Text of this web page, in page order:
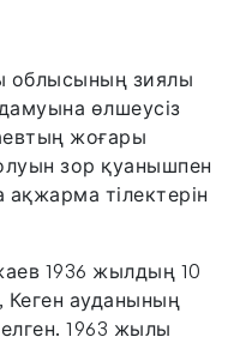
облысының зиялы
өлшеусіз
жоғары
зор қуанышпен
тілектерін
1936 жылдың 10
ауданының
1963 жылы